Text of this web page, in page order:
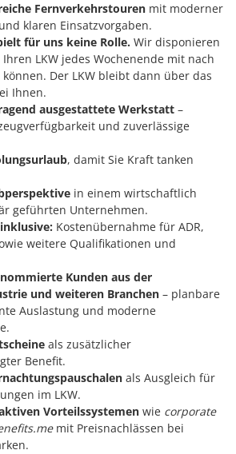
Fernverkehrstouren mit moderner
klaren Einsatzvorgaben.
für uns keine Rolle. Wir disponieren
Ihren LKW jedes Wochenende mit nach
Der LKW bleibt dann über das
Ihnen.
ausgestattete Werkstatt –
und zuverlässige
, damit Sie Kraft tanken
in einem wirtschaftlich
geführten Unternehmen.
Kostenübernahme für ADR,
weitere Qualifikationen und
Kunden aus der
und weiteren Branchen – planbare
Auslastung und moderne
als zusätzlicher
Benefit.
als Ausgleich für
im LKW.
Vorteilssystemen wie corporate
mit Preisnachlässen bei